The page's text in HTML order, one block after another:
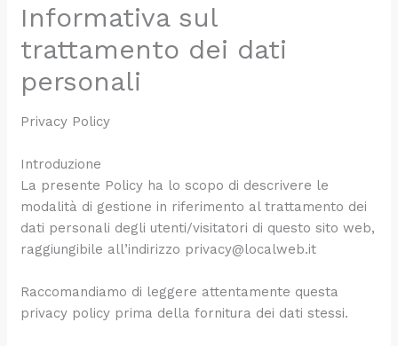
Informativa sul
trattamento dei dati
personali
Privacy Policy
Introduzione
La presente Policy ha lo scopo di descrivere le
modalità di gestione in riferimento al trattamento dei
dati personali degli utenti/visitatori di questo sito web,
raggiungibile all’indirizzo privacy@localweb.it
Raccomandiamo di leggere attentamente questa
privacy policy prima della fornitura dei dati stessi.